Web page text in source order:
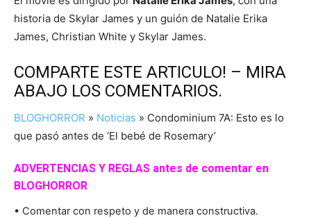
historia de Skylar James y un guión de Natalie Erika
James, Christian White y Skylar James.
COMPARTE ESTE ARTICULO! – MIRA
ABAJO LOS COMENTARIOS.
BLOGHORROR » Noticias » Condominium 7A: Esto es lo
que pasó antes de ‘El bebé de Rosemary’
ADVERTENCIAS Y REGLAS antes de comentar en
BLOGHORROR
• Comentar con respeto y de manera constructiva.